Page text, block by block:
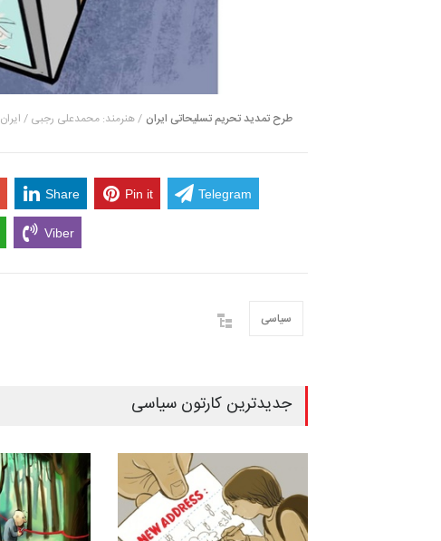
طرح تمدید تحریم تسلیحاتی ایران / هنرمند: محمدعلی رجبی / ایران
Share Pin it Telegram
Viber
سیاسی
جدیدترین کارتون سیاسی